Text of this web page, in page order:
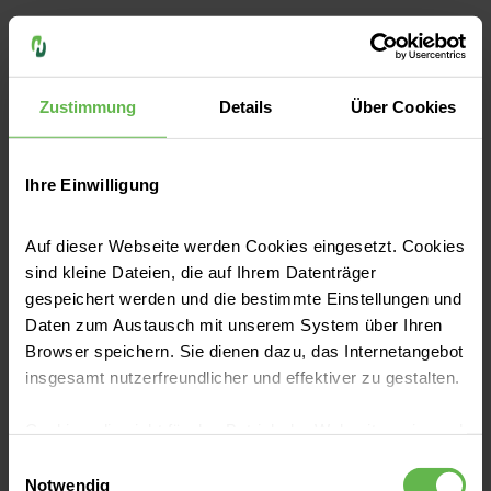
Zustimmung Details Über Cookies
Ihre Einwilligung
Auf dieser Webseite werden Cookies eingesetzt. Cookies
sind kleine Dateien, die auf Ihrem Datenträger
gespeichert werden und die bestimmte Einstellungen und
Daten zum Austausch mit unserem System über Ihren
Browser speichern. Sie dienen dazu, das Internetangebot
insgesamt nutzerfreundlicher und effektiver zu gestalten.
eingesetzt werden.
Notwendig
Zu unseren Kursen
Einsteigerkurs Neurointensivmedizin
(NIV)
Start-Up Anästhesie
Start-Up Intensivmedizin
Start-Up Intensivpflege